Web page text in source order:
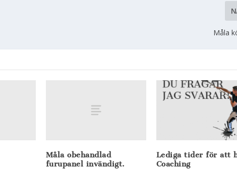
Måla
Måla obehandlad
furupanel invändigt.
Lediga tider för att
Coaching